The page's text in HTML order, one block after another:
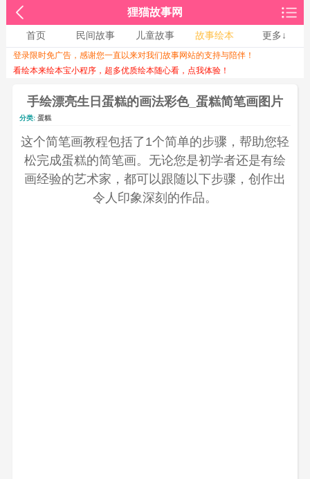
狸猫故事网
首页 民间故事 儿童故事 故事绘本
更多↓
收起↑
登录限时免广告，感谢您一直以来对我们故事网站的支持与陪伴！
看绘本来绘本宝小程序，超多优质绘本随心看，点我体验！
手绘漂亮生日蛋糕的画法彩色_蛋糕简笔画图片
分类: 蛋糕
这个简笔画教程包括了1个简单的步骤，帮助您轻
松完成蛋糕的简笔画。无论您是初学者还是有绘
画经验的艺术家，都可以跟随以下步骤，创作出
令人印象深刻的作品。